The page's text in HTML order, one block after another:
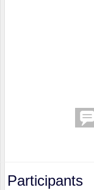
Participants